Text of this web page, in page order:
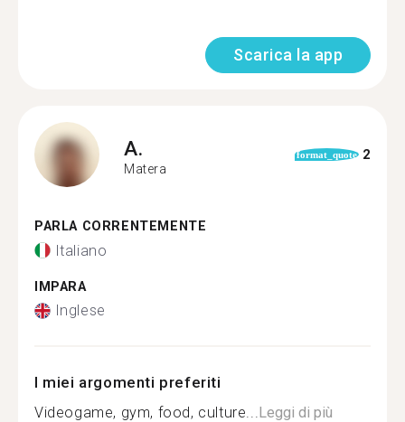
Scarica la app
A.
Matera
format_quote 2
PARLA CORRENTEMENTE
Italiano
IMPARA
Inglese
I miei argomenti preferiti
Videogame, gym, food, culture...Leggi di più